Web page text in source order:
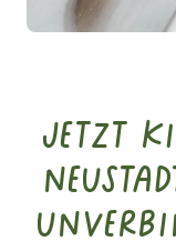
Jetzt